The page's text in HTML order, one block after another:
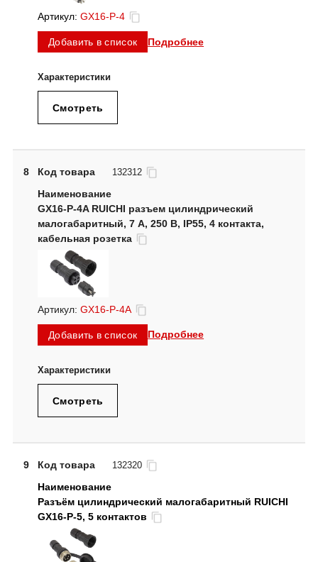
Артикул: GX16-P-4
Добавить в список Подробнее
Смотреть
8 Код товара 132312
GX16-P-4A RUICHI разъем цилиндрический
малогабаритный, 7 А, 250 В, IP55, 4 контакта,
кабельная розетка
Артикул: GX16-P-4A
Добавить в список Подробнее
Смотреть
9 Код товара 132320
Разъём цилиндрический малогабаритный RUICHI
GX16-P-5, 5 контактов